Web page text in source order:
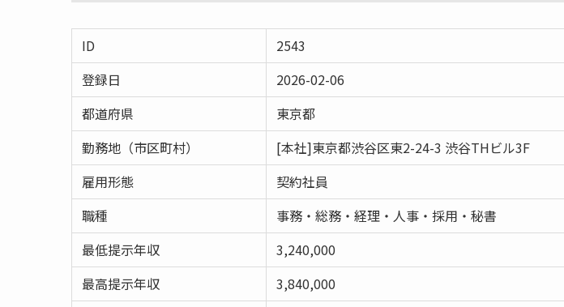
ID
2543
登録日
2026-02-06
都道府県
東京都
勤務地（市区町村）
[本社]東京都渋谷区東2-24-3 渋谷THビル3F
雇用形態
契約社員
職種
事務・総務・経理・人事・採用・秘書
最低提示年収
3,240,000
最高提示年収
3,840,000